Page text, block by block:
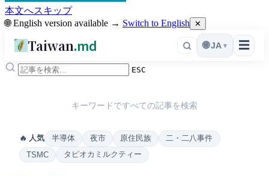
本文へスキップ
🌐 English version available → Switch to English ✕
Taiwan.md ☰
🌐 JA ▾
ESC
キーワードですべての記事を検索
🔥 人気 半導体 夜市 原住民族
二・二八事件
TSMC
タピオカミルクティー